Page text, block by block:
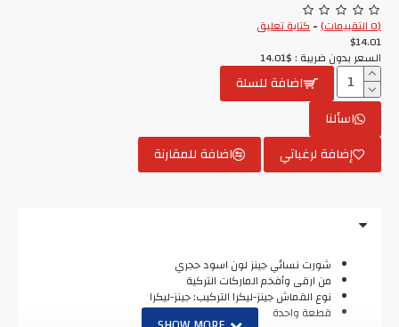
(0 التقييمات) -كتابة تعليق
$14.01
السعر بدون ضريبة : $14.01
اضافة للسلة
اسألنا
إضافة لرغباتي
اضافة للمقارنة
شورت نسائي جينز لون اسود حجري
من ارقى وأفخم الماركات التركية
نوع القماش جينز-ليكرا التركيب: جينز-ليكرا
قطعة واحدة